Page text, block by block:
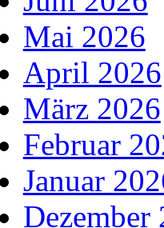
Mai 2026
April 2026
März 2026
Februar
Januar
Dezember